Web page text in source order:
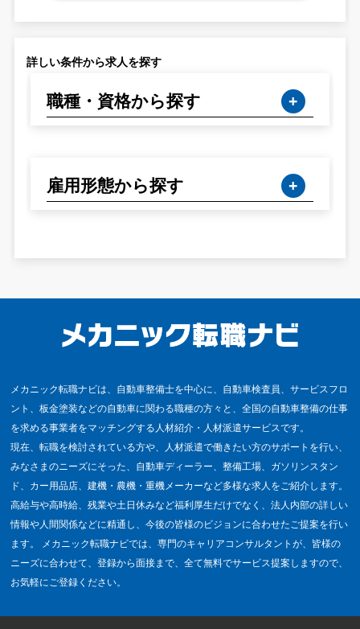
詳しい条件から求人を探す
職種・資格から探す
雇用形態から探す
メカニック転職ナビは、自動車整備士を中心に、自動車検査員、サービスフロ
ント、板金塗装などの自動車に関わる職種の方々と、全国の自動車整備の仕事
を求める事業者をマッチングする人材紹介・人材派遣サービスです。
現在、転職を検討されている方や、人材派遣で働きたい方のサポートを行い、
みなさまのニーズにそった、自動車ディーラー、整備工場、ガソリンスタン
ド、カー用品店、建機・農機・重機メーカーなど多様な求人をご紹介します。
高給与や高時給、残業や土日休みなど福利厚生だけでなく、法人内部の詳しい
情報や人間関係などに精通し、今後の皆様のビジョンに合わせたご提案を行い
ます。 メカニック転職ナビでは、専門のキャリアコンサルタントが、皆様の
ニーズに合わせて、登録から面接まで、全て無料でサービス提案しますので、
お気軽にご登録ください。